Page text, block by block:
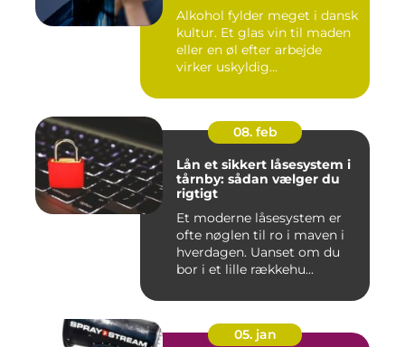
Alkohol fylder meget i dansk
kultur. Et glas vin til maden
eller en øl efter arbejde
virker uskyldig...
08. feb
Lån et sikkert låsesystem i
tårnby: sådan vælger du
rigtigt
Et moderne låsesystem er
ofte nøglen til ro i maven i
hverdagen. Uanset om du
bor i et lille rækkehu...
05. jan